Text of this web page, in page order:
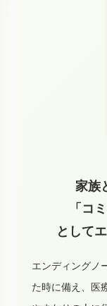
家族
「コ
として
エンディングノ
た時に備え、医